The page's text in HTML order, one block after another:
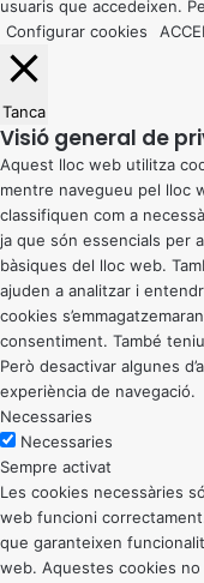
usuaris que accedeixen.
Configurar cookies
Tanca
Visió general de
Aquest lloc web utilitza
mentre navegueu pel lloc
classifiquen com a
ja que són essencials per
bàsiques del lloc web.
ajuden a analitzar i
cookies
consentiment. També
Però desactivar algunes
experiència de navegació.
Necessaries
Necessaries
Sempre activat
Les cookies necessàries
web funcioni
que garanteixen
web. Aquestes cookies no